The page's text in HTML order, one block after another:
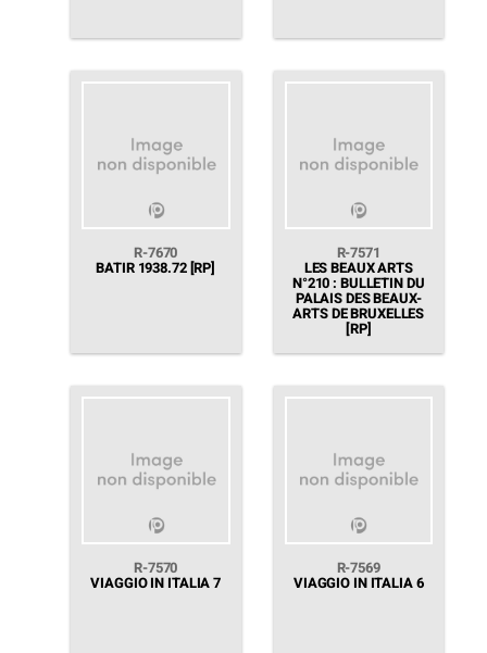
R-7670
BATIR 1938.72 [RP]
R-7571
LES BEAUX ARTS
N°210 : BULLETIN DU
PALAIS DES BEAUX-
ARTS DE BRUXELLES
[RP]
R-7570
VIAGGIO IN ITALIA 7
R-7569
VIAGGIO IN ITALIA 6